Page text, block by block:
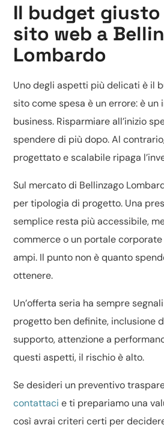
Il budget giusto
sito web a
Lombardo
Uno degli aspetti più delicati è il
sito come spesa è un errore: è un
business. Risparmiare all’inizio
spendere di più dopo. Al
progettato e scalabile ripaga
Sul mercato di Bellinzago
per tipologia di progetto. Una
semplice resta più accessibile,
commerce o un portale
ampi. Il punto non è quanto
ottenere.
Un’offerta seria ha sempre
progetto ben definite, inclusione
supporto, attenzione a
questi aspetti, il rischio è alto.
Se desideri un preventivo
contattaci e ti prepariamo una
così avrai criteri certi per